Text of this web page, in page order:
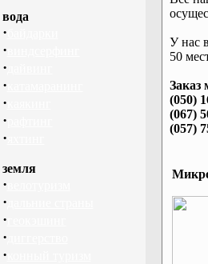
вода
·
·
·
·
·
·
·
земля
·
·
·
·
·
У нас
50
Заказ
(050)
(067)
(057)